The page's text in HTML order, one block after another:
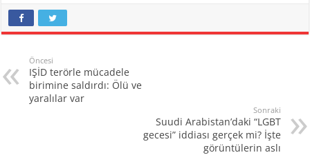
Öncesi
IŞİD terörle mücadele
birimine saldırdı: Ölü ve
yaralılar var
Sonraki
Suudi Arabistan’daki “LGBT
gecesi” iddiası gerçek mi? İşte
görüntülerin aslı